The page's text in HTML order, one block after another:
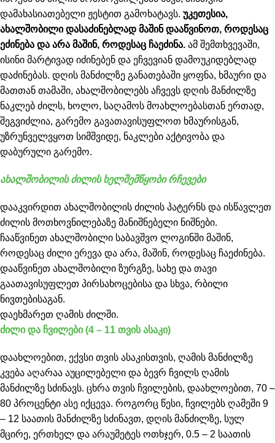
დამახასიათებელი ჟესტით გამოხატავს. უკეთესია,
ახალშობილი დასაძინებლად მაშინ დააწვინოთ, როდესაც
ეძინება და არა მაშინ, როდესაც ჩაეძინა. ამ შემთხვევაში,
ისინი მარტივად იძინებენ და ეჩვევიან დამოუკიდებლად
დაძინებას. დღის მანძილზე განათებაში ყოფნა, ხმაური და
მათთან თამაში, ახალშობილებს აჩვევს დღის მანძილზე
ნაკლებ ძილს, ხოლო, საღამოს მოახლოებასთან ერთად,
შეგვიძლია, გარემო გავათავისუფლოთ ხმაურისგან,
უზრუნველვყოთ სიმშვიდე, ნაკლები აქტივობა და
დაბურული გარემო.
ახალშობილის ძილის ხელშემწყობი რჩევები
დააკვირდით ახალშობილის ძილის პატერნს და ისწავლეთ
ძილის მოთხოვნილებაზე მანიშნებელი ნიშნები.
ჩააწვინეთ ახალშობილი საბავშვო ლოგინში მაშინ,
როდესაც ძილი ერევა და არა, მაშინ, როდესაც ჩაეძინება.
დააწვინეთ ახალშობილი ზურგზე, სახე და თავი
გაათავისუფლეთ პირსახოცებისა და სხვა, რბილი
ნივთებისაგან.
დაეხმარეთ ღამის ძილში.
ძილი და ჩვილები (4 – 11 თვის ასაკი)
დაახლოებით, ექვსი თვის ასაკისთვის, ღამის მანძილზე
კვება აღარაა აუცილებელი და ბევრ ჩვილს ღამის
მანძილზე სძინავს. ცხრა თვის ჩვილების, დაახლოებით, 70 –
80 პროცენტი ასე იქცევა. როგორც წესი, ჩვილებს ღამეში 9
– 12 საათის მანძილზე სძინავთ, დღის მანძილზე, სულ
მცირე, ერთხელ და არაუმეტეს ოთხჯერ, 0.5 – 2 საათის